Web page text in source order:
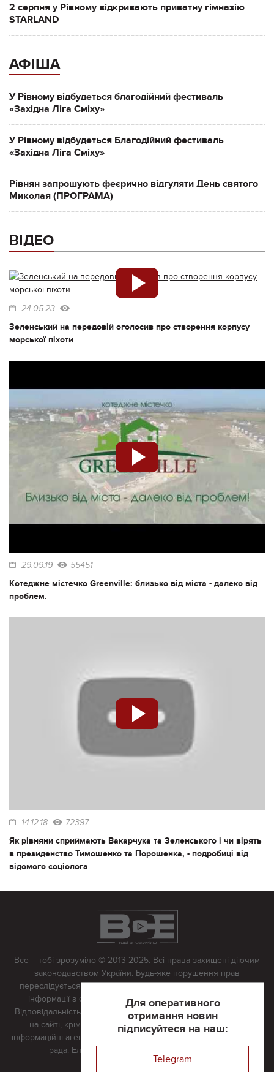
2 серпня у Рівному відкривають приватну гімназію
STARLAND
АФІША
У Рівному відбудеться благодійний фестиваль
«Західна Ліга Сміху»
У Рівному відбудеться Благодійний фестиваль
«Західна Ліга Сміху»
Рівнян запрошують феєрично відгуляти День святого
Миколая (ПРОГРАМА)
ВІДЕО
24.05.23
Зеленський на передовій оголосив про створення корпусу
морської піхоти
29.09.19 55451
Котеджне містечко Greenville: близько від міста - далеко від
проблем.
14.12.18 72397
Як рівняни сприймають Вакарчука та Зеленського і чи вірять
в президенство Тимошенко та Порошенка, - подробиці від
відомого соціолога
Для оперативного
отримання новин
підписуйтеся на наш:
Telegram
Все – тобі зрозуміло © 2013-2025. Всі права захищені діючим
законодавством України. Будь-яке порушення прав
переслідується в судовому порядку. Будь-яке відтворення
інформації з сайту тільки з письмово дозволу редакції.
Відповідальність за достовірність усіх матеріалів, розміщених
на сайті, крім матеріалів, які містять посилання на інші
інформаційні агентства або інтернет-видання, несе редакційна
рада. Електронна пошта: